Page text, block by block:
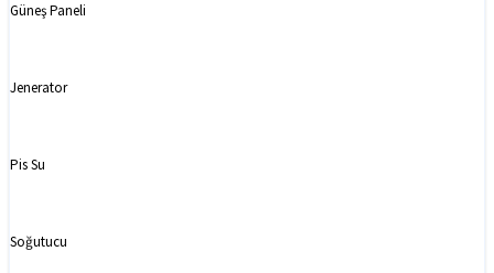
Güneş Paneli
Jenerator
Pis Su
Soğutucu